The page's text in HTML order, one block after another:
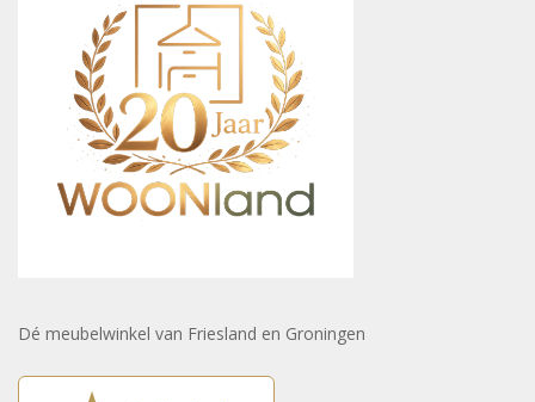
Dé meubelwinkel van Friesland en Groningen